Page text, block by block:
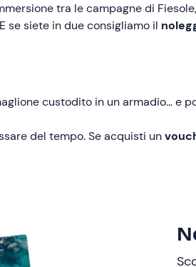
tra le campagne di
se siete in due consigliamo il
custodito in un armadio… e
del tempo. Se acquisti un